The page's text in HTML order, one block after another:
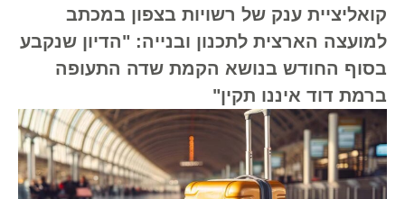
קואליציית ענק של רשויות בצפון במכתב
למועצה הארצית לתכנון ובנייה: "הדיון שנקבע
בסוף החודש בנושא הקמת שדה התעופה
ברמת דוד איננו תקין"